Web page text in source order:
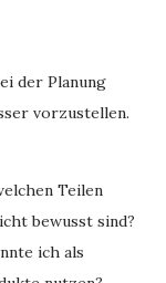
der Planung
vorzustellen.
Teilen
bewusst sind?
ich als